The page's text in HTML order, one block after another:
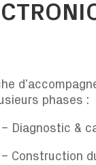
phases :
Diagnostic &
– Construction